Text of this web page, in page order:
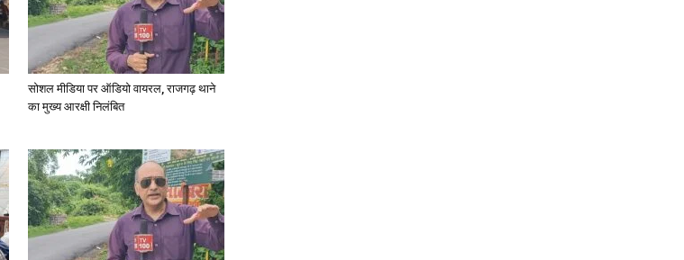
Hindi,
Today
सोशल मीडिया पर ऑडियो वायरल, राजगढ़ थाने
का मुख्य आरक्षी निलंबित